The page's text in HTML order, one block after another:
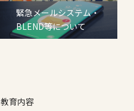
緊急メールシステム・
BLEND等について
教育内容